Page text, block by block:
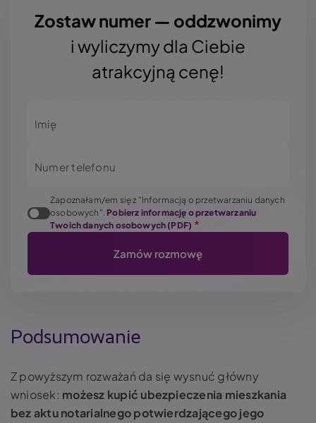
Zostaw numer — oddzwonimy
i wyliczymy dla Ciebie
atrakcyjną cenę!
Imię
Numer telefonu
Zapoznałam/em się z "Informacją o przetwarzaniu danych
osobowych". Pobierz informację o przetwarzaniu
Twoich danych osobowych (PDF)
Podsumowanie
Z powyższym rozważań da się wysnuć główny
wniosek: możesz kupić ubezpieczenia mieszkania
bez aktu notarialnego potwierdzającego jego